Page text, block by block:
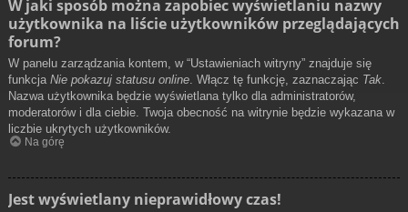
W jaki sposób można zapobiec wyświetlaniu nazwy
użytkownika na liście użytkowników przeglądających
forum?
W panelu zarządzania kontem, w “Ustawieniach witryny” znajduje się
funkcja Nie pokazuj statusu online. Włącz tę funkcję, zaznaczając Tak.
Nazwa użytkownika będzie wyświetlana tylko dla administratorów,
moderatorów i dla ciebie. Twoja obecność na witrynie będzie wykazana w
liczbie ukrytych użytkowników.
Na górę
Jest wyświetlany nieprawidłowy czas!